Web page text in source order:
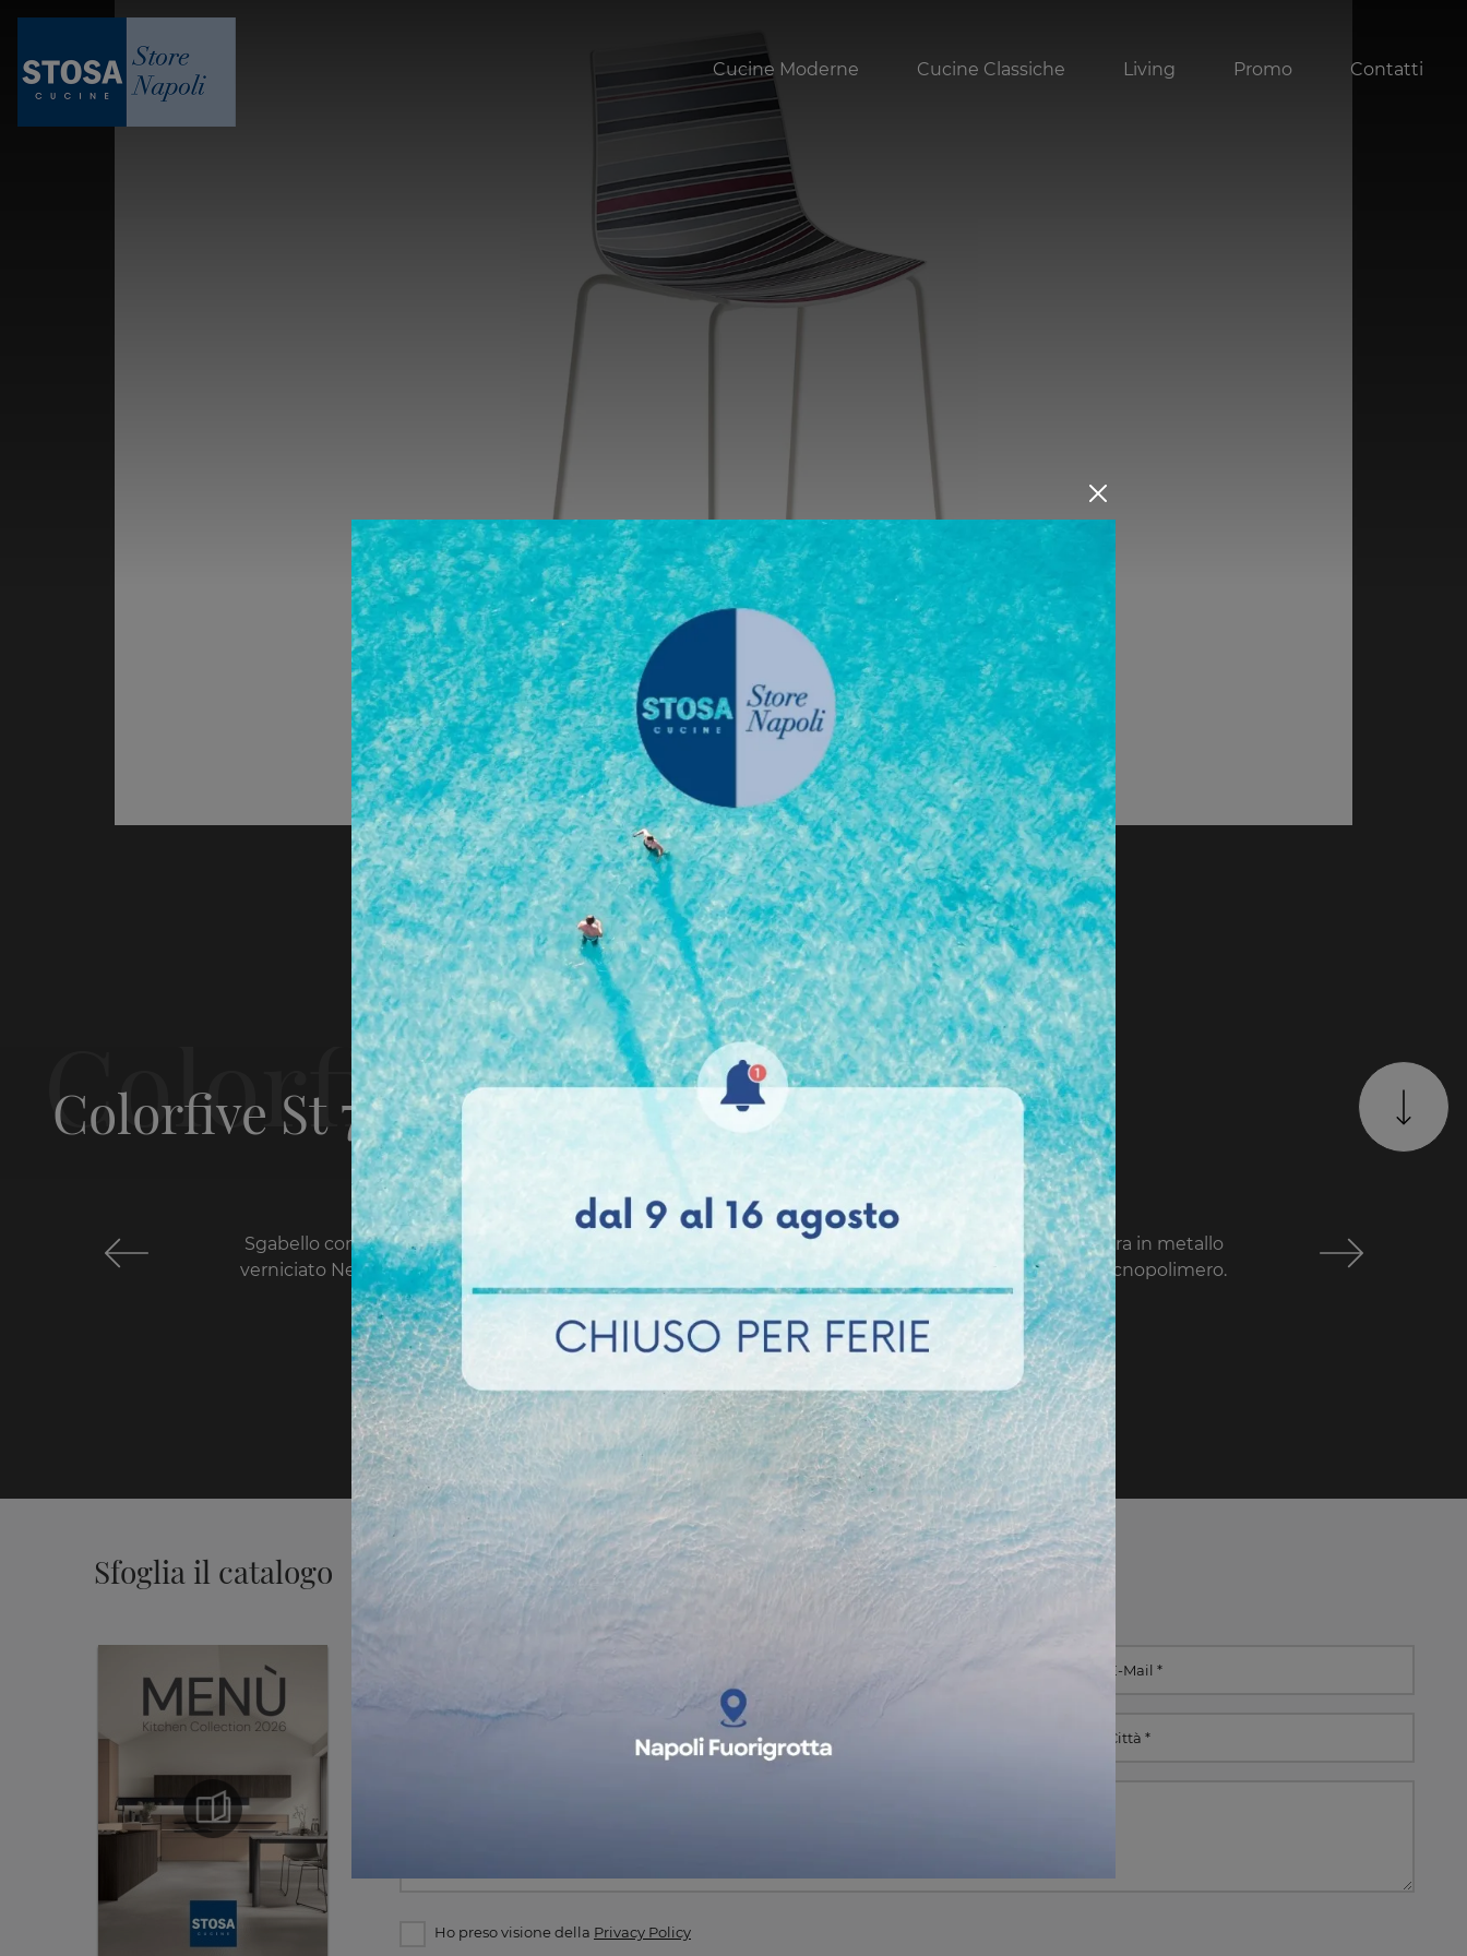
Cucine Moderne Cucine Classiche Living Promo Contatti
Sgabello con Struttura in metallo verniciato Bianco e Seduta in tecnopolimero. Sgabello con Struttura in metallo
verniciato Nera e Seduta in tecnopolimero. Sgabello con Struttura in metallo cromato e Seduta in tecnopolimero.
Richiedi informazioni
Colorfive St 76
Sfoglia il catalogo Informazioni e preventivi
Ho preso visione della Privacy Policy